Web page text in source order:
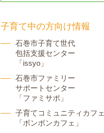
子育て中の方向け情報
石巻市子育て世代
包括支援センター
「issyo」
石巻市ファミリー
サポートセンター
「ファミサポ」
子育てコミュニティカフェ
「ボンボンカフェ」